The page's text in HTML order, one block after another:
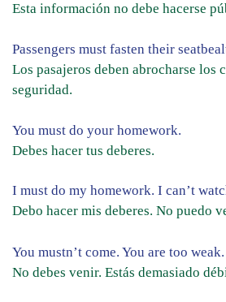
Esta información no debe hacerse
Passengers must fasten their
Los pasajeros deben abrocharse los
seguridad.
You must do your homework.
Debes hacer tus deberes.
I must do my homework. I can’t
Debo hacer mis deberes. No puedo
You mustn’t come. You are too weak.
No debes venir. Estás demasiado